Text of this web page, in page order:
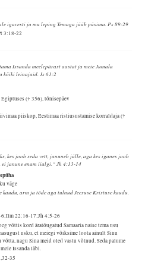
igavesti ja mu leping Temaga jääb püsima. Ps 89:29
3:18-22
Issanda meelepärast aastat ja meie Jumala
kõiki leinajaid. Js 61:2
(† 356), tõnisepäev
piiskop, Eestimaa ristiusustamise korraldaja (†
kes joob seda vett, januneb jälle, aga kes iganes joob
janune enam iialgi.“ Jh 4:13-14
väge
kaudu, arm ja tõde aga tulnud Jeesuse Kristuse kaudu.
22:16-17;Jh 4:5-26
võttis kord äratõugatud Samaaria naise tema usu
usku, et meiegi võiksime loota ainult Sinu
võtta, nagu Sina meid oled vastu võtnud. Seda palume
Issanda läbi.
35